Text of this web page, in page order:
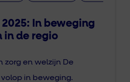
In beweging
in de regio
zorg en welzijn De
in beweging.